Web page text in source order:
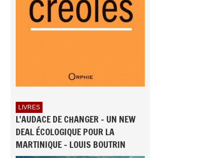
LIVRES
L'AUDACE DE CHANGER - UN NEW
DEAL ÉCOLOGIQUE POUR LA
MARTINIQUE - LOUIS BOUTRIN